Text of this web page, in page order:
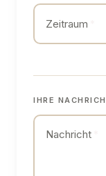
Zeitraum
IHRE
Nachricht